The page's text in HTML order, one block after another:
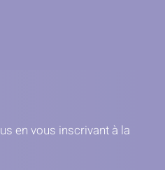
en vous inscrivant à la